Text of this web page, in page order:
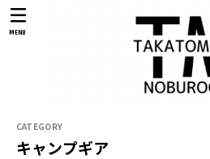
MENU
キャンプギア